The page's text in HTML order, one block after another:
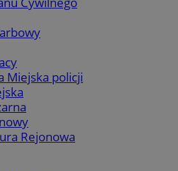
Miejska policji
Rejonowa